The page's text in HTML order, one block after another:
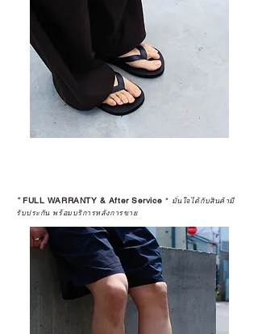
*FULL WARRANTY & After Service * มั่นใจได้กับสินค้ามี
รับประกัน พร้อมบริการหลังการขาย